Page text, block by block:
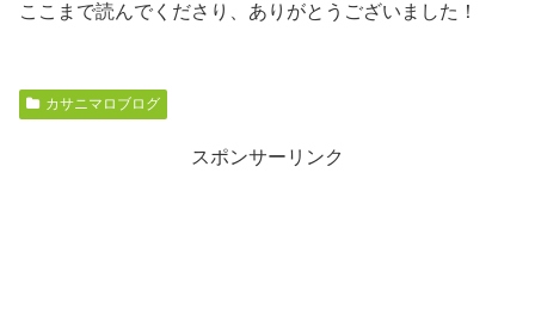
ここまで読んでくださり、ありがとうございました！
カサニマロブログ
スポンサーリンク